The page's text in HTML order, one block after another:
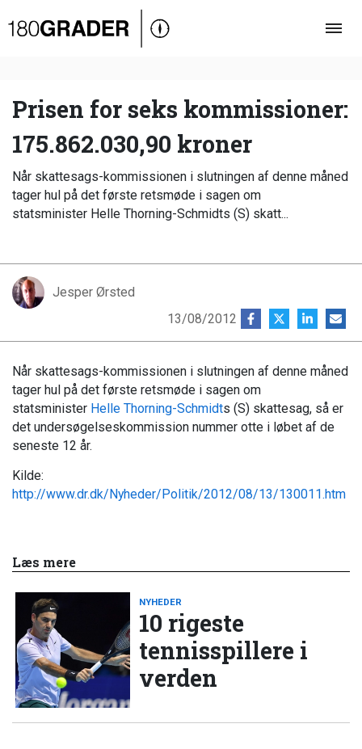
Oversigt
Debat
Video
Podcast
Prisen for seks kommissioner:
175.862.030,90 kroner
Når skattesags-kommissionen i slutningen af denne måned
tager hul på det første retsmøde i sagen om
statsminister Helle Thorning-Schmidts (S) skatt...
Jesper Ørsted
13/08/2012
Når skattesags-kommissionen i slutningen af denne måned
tager hul på det første retsmøde i sagen om
statsminister Helle Thorning-Schmidts (S) skattesag, så er
det undersøgelseskommission nummer otte i løbet af de
seneste 12 år.
Kilde:
http://www.dr.dk/Nyheder/Politik/2012/08/13/130011.htm
Læs mere
NYHEDER
10 rigeste
tennisspillere i
verden